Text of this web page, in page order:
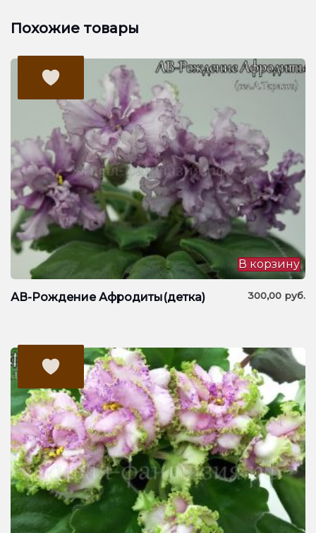
Похожие товары
АВ-Рождение Афродиты(детка) 300,00 руб.
В корзину